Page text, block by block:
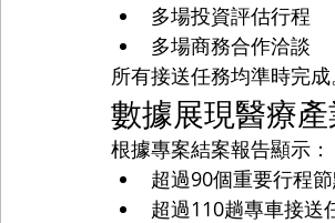
多場投資評估行程
多場商務合作洽談
所有接送任務均準時完成
數據展現醫療
根據專案結案報告顯示：
超過90個重要行程
超過110趟專車接送